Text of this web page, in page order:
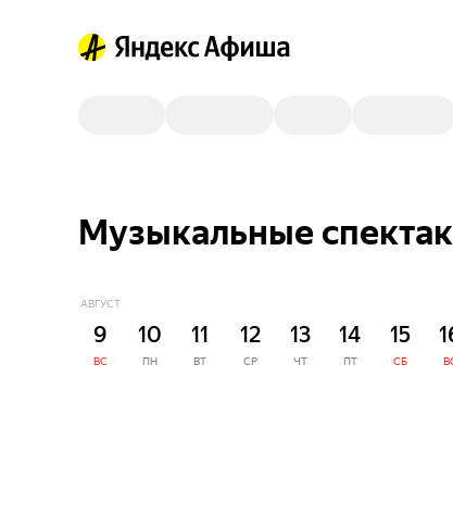
Музыкальные
АВГУСТ
9
ВС
10
ПН
11
ВТ
12
СР
13
ЧТ
14
ПТ
15
СБ